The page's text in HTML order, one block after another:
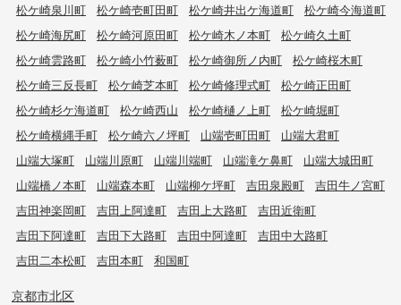
松ケ崎泉川町
松ケ崎壱町田町 松ケ崎井出ケ海道町
松ケ崎今海道町
松ケ崎海尻町
松ケ崎河原田町 松ケ崎木ノ本町
松ケ崎久土町
松ケ崎雲路町
松ケ崎小竹薮町 松ケ崎御所ノ内町
松ケ崎桜木町
松ケ崎三反長町
松ケ崎芝本町 松ケ崎修理式町
松ケ崎正田町
松ケ崎杉ケ海道町
松ケ崎西山 松ケ崎樋ノ上町
松ケ崎堀町
松ケ崎横縄手町
松ケ崎六ノ坪町 山端壱町田町
山端大君町
山端大塚町
山端川原町 山端川端町 山端滝ケ鼻町
山端大城田町
山端橋ノ本町
山端森本町 山端柳ケ坪町 吉田泉殿町
吉田牛ノ宮町
吉田神楽岡町
吉田上阿達町 吉田上大路町
吉田近衛町
吉田下阿達町
吉田下大路町 吉田中阿達町
吉田中大路町
吉田二本松町
吉田本町 和国町
京都市北区